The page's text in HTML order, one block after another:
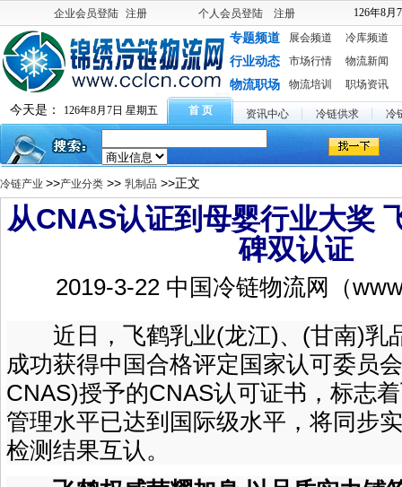
企业会员登陆 注册 个人会员登陆 注册 126年8月
专题频道 展会频道 冷库频道
行业动态 市场行情 物流新闻
物流职场 物流培训 职场资讯
今天是： 126年8月7日 星期五 首 页 资讯中心 冷链供求 冷
冷链产业 >>产业分类 >> 乳制品 >>正文
从CNAS认证到母婴行业大奖
碑双认证
2019-3-22 中国冷链物流网（
近日，飞鹤乳业(龙江)、(甘南)乳
成功获得中国合格评定国家认可委员
CNAS)授予的CNAS认可证书，标志
管理水平已达到国际级水平，将同步
检测结果互认。